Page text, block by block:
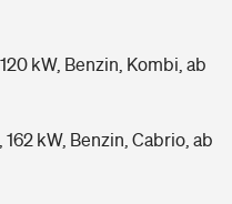
kW, Benzin, Kombi, ab
kW, Benzin, Cabrio, ab